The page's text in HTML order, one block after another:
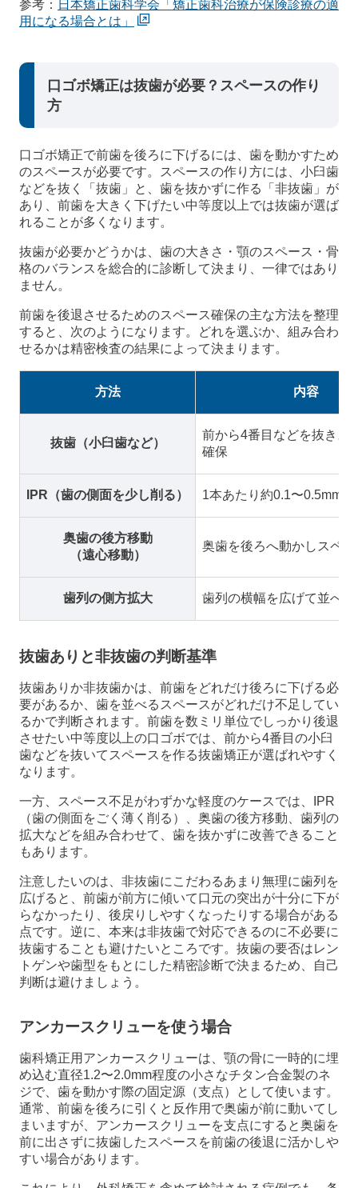
参考： 日本矯正歯科学会「矯正歯科治療が保険診療の適
用になる場合とは」
口ゴボ矯正は抜歯が必要？スペースの作り
方
口ゴボ矯正で前歯を後ろに下げるには、歯を動かすため
のスペースが必要です。スペースの作り方には、小臼歯
などを抜く「抜歯」と、歯を抜かずに作る「非抜歯」が
あり、前歯を大きく下げたい中等度以上では抜歯が選ば
れることが多くなります。
抜歯が必要かどうかは、歯の大きさ・顎のスペース・骨
格のバランスを総合的に診断して決まり、一律ではあり
ません。
前歯を後退させるためのスペース確保の主な方法を整理
すると、次のようになります。どれを選ぶか、組み合わ
せるかは精密検査の結果によって決まります。
方法 内容
抜歯（小臼歯など）
前から4番目などを抜きス
確保
IPR（歯の側面を少し削る） 1本あたり約0.1〜0.5mmを
奥歯の後方移動
（遠心移動）
奥歯を後ろへ動かしスペ
歯列の側方拡大 歯列の横幅を広げて並べる
抜歯ありと非抜歯の判断基準
抜歯ありか非抜歯かは、前歯をどれだけ後ろに下げる必
要があるか、歯を並べるスペースがどれだけ不足してい
るかで判断されます。前歯を数ミリ単位でしっかり後退
させたい中等度以上の口ゴボでは、前から4番目の小臼
歯などを抜いてスペースを作る抜歯矯正が選ばれやすく
なります。
一方、スペース不足がわずかな軽度のケースでは、IPR
（歯の側面をごく薄く削る）、奥歯の後方移動、歯列の
拡大などを組み合わせて、歯を抜かずに改善できること
もあります。
注意したいのは、非抜歯にこだわるあまり無理に歯列を
広げると、前歯が前方に傾いて口元の突出が十分に下が
らなかったり、後戻りしやすくなったりする場合がある
点です。逆に、本来は非抜歯で対応できるのに不必要に
抜歯することも避けたいところです。抜歯の要否はレン
トゲンや歯型をもとにした精密診断で決まるため、自己
判断は避けましょう。
アンカースクリューを使う場合
歯科矯正用アンカースクリューは、顎の骨に一時的に埋
め込む直径1.2〜2.0mm程度の小さなチタン合金製のネ
ジで、歯を動かす際の固定源（支点）として使います。
通常、前歯を後ろに引くと反作用で奥歯が前に動いてし
まいますが、アンカースクリューを支点にすると奥歯を
前に出さずに抜歯したスペースを前歯の後退に活かしや
すい場合があります。